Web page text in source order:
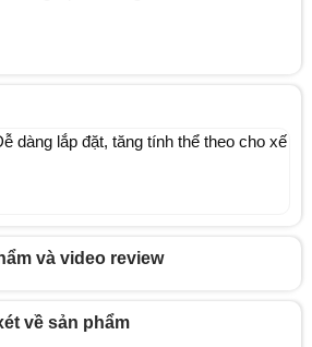
dàng lắp đặt, tăng tính thể theo cho xế
và video review
về sản phẩm